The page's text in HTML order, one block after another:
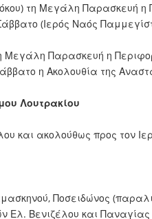
τη Μεγάλη Παρασκευή η
(Ιερός Ναός
Μεγάλη Παρασκευή η
η Ακολουθία της
Λουτρακίου
και ακολούθως προς τον
Ποσειδώνος
Ελ. Βενιζέλου και